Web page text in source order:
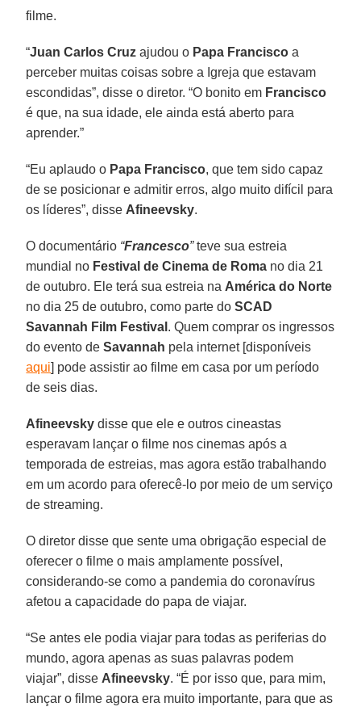
filme.
“Juan Carlos Cruz ajudou o Papa Francisco a
perceber muitas coisas sobre a Igreja que estavam
escondidas”, disse o diretor. “O bonito em Francisco
é que, na sua idade, ele ainda está aberto para
aprender.”
“Eu aplaudo o Papa Francisco, que tem sido capaz
de se posicionar e admitir erros, algo muito difícil para
os líderes”, disse Afineevsky.
O documentário “Francesco”teve sua estreia
mundial no Festival de Cinema de Roma no dia 21
de outubro. Ele terá sua estreia na América do Norte
no dia 25 de outubro, como parte doSCAD
Savannah Film Festival . Quem comprar os ingressos
do evento deSavannah pela internet [disponíveis
aqui] pode assistir ao filme em casa por um período
de seis dias.
Afineevsky disse que ele e outros cineastas
esperavam lançar o filme nos cinemas após a
temporada de estreias, mas agora estão trabalhando
em um acordo para oferecê-lo por meio de um serviço
de streaming.
O diretor disse que sente uma obrigação especial de
oferecer o filme o mais amplamente possível,
considerando-se como a pandemia do coronavírus
afetou a capacidade do papa de viajar.
“Se antes ele podia viajar para todas as periferias do
mundo, agora apenas as suas palavras podem
viajar”, disse Afineevsky. “É por isso que, para mim,
lançar o filme agora era muito importante, para que as